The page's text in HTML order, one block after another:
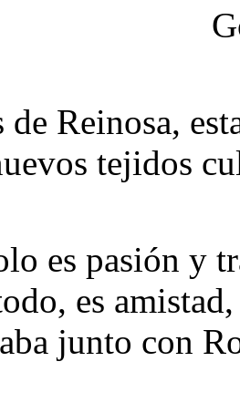
de Reinosa,
tejidos
es pasión y
es
junto con